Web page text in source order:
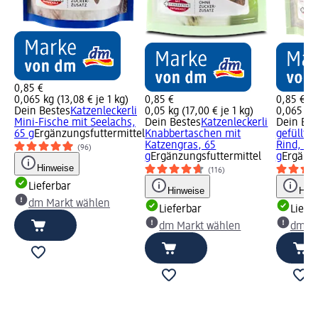
0,85 €
0,065 kg (13,08 € je 1 kg)
Dein BestesKatzenleckerli
Mini-Fische mit Seelachs,
65 gErgänzungsfuttermittel
(96)
Hinweise
Lieferbar
dm Markt wählen
0,85 €
0,05 kg (17,00 € je 1 kg)
Dein BestesKatzenleckerli
Knabbertaschen mit
Katzengras, 65
gErgänzungsfuttermittel
(116)
Hinweise
Lieferbar
dm Markt wählen
0,85 €
0,065 kg
Dein
gefüllte
Rind,
g
dm